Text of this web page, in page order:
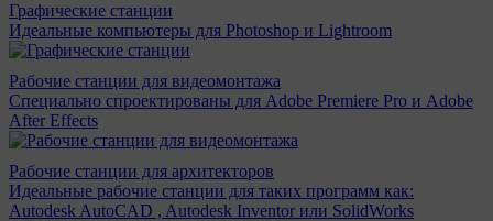
Графические станции
Идеальные компьютеры для Photoshop и Lightroom
Рабочие станции для видеомонтажа
Специально спроектированы для Adobe Premiere Pro и Adobe
After Effects
Рабочие станции для архитекторов
Идеальные рабочие станции для таких программ как:
Autodesk AutoCAD , Autodesk Inventor или SolidWorks